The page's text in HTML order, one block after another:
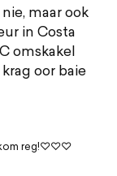
maar ook
in Costa
omskakel
oor baie
kom reg!♡♡♡